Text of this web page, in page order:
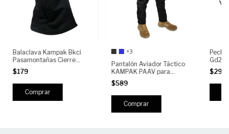
Balaclava Kampak Bkci
Pasamontañas Cierre
Tactico Moto
$179
+3
Pantalón Aviador Táctico
KAMPAK PAAV para
Hombre | Militar
Multibolsillos | Resistente,
Cómodo y RIPSTOP |
Trabajo y Outdoor,
$589
Comprar
Gd2P
$295